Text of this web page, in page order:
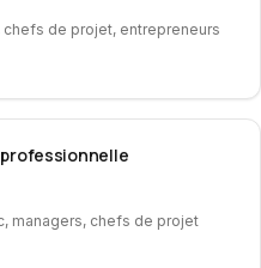
chefs de projet, entrepreneurs
managers, chefs de projet